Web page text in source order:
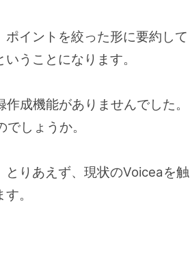
イントを絞った形に要約して
うことになります。
成機能がありませんでした。
しょうか。
りあえず、現状のVoiceaを触
。